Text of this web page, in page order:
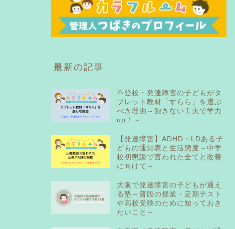
最新の記事
不登校・発達障害の子どもがタ
ブレット教材「すらら」を選ぶ
べき理由～飽きない工夫で学力
up！～
【発達障害】ADHD・LDある子
どもの通知表と生活態度～中学
校初懇談で言われた全てと改善
に向けて～
大阪で発達障害の子どもが通え
る塾～普段の授業・定期テスト
や高校受験のために知っておき
たいこと～